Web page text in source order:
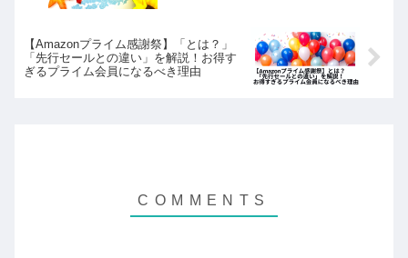
【Amazonプライム感謝祭】「とは？」
「先行セールとの違い」を解説！お得す
ぎるプライム会員になるべき理由